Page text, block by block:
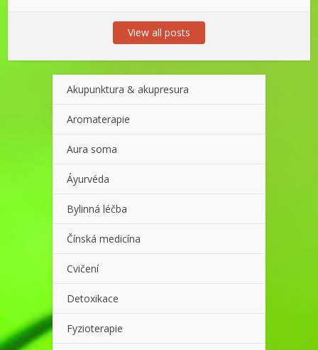
View all posts
Akupunktura & akupresura
Aromaterapie
Aura soma
Áyurvéda
Bylinná léčba
Čínská medicína
Cvičení
Detoxikace
Fyzioterapie